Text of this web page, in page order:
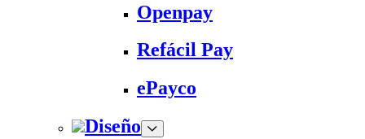
Openpay
Refácil Pay
ePayco
Diseño